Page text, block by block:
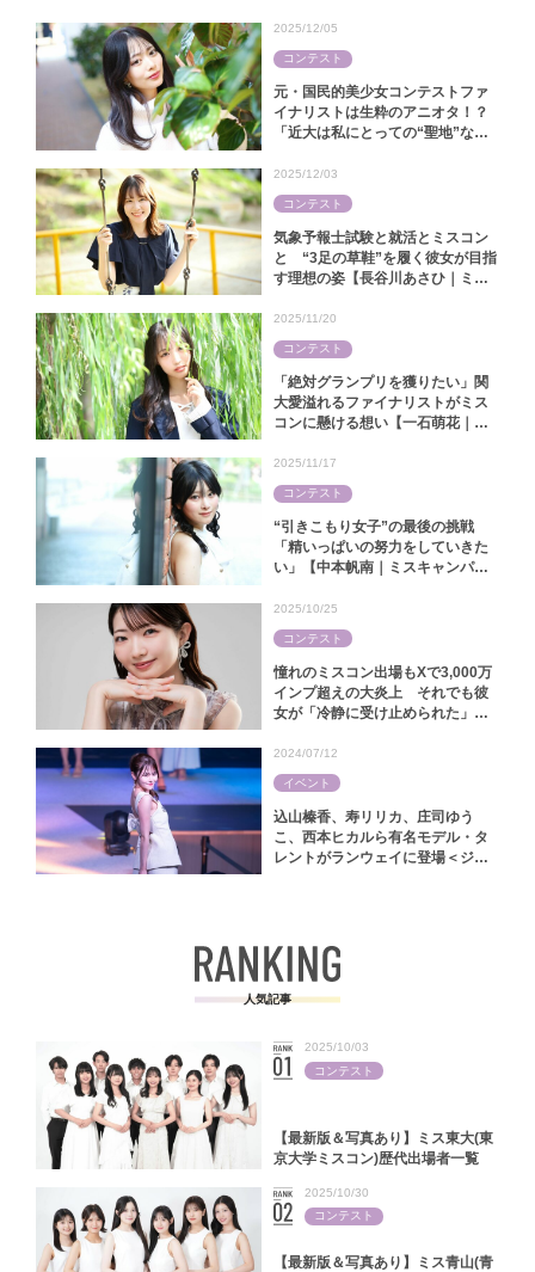
元・国民的美少女コンテストファ
イナリストは生粋のアニオタ！？
「近大は私にとっての“聖地”なん
2025】
2025/12/05
コンテスト
気象予報士試験と就活とミスコン
と “3足の草鞋”を履く彼女が目指
す理想の姿【長谷川あさひ｜ミス
2025/12/03
コンテスト
「絶対グランプリを獲りたい」関
大愛溢れるファイナリストがミス
コンに懸ける想い【一石萌花｜ミ
2025/11/20
コンテスト
“引きこもり女子”の最後の挑戦
「精いっぱいの努力をしていきた
い」【中本帆南｜ミスキャンパス
2025/11/17
コンテスト
憧れのミスコン出場もXで3,000万
インプ超えの大炎上 それでも彼
女が「冷静に受け止められた」ワ
2025】
2025/10/25
コンテスト
込山榛香、寿リリカ、庄司ゆう
こ、西本ヒカルら有名モデル・タ
レントがランウェイに登場＜ジャ
2024/07/12
イベント
人気記事
【最新版＆写真あり】ミス東大(東
京大学ミスコン)歴代出場者一覧
2025/10/03
コンテスト
【最新版＆写真あり】ミス青山(青
2025/10/30
コンテスト